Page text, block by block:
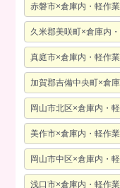
赤磐市×倉庫内・軽作
久米郡美咲町×倉庫内
真庭市×倉庫内・軽作
加賀郡吉備中央町×倉
岡山市北区×倉庫内・
美作市×倉庫内・軽作
岡山市中区×倉庫内・
浅口市×倉庫内・軽作